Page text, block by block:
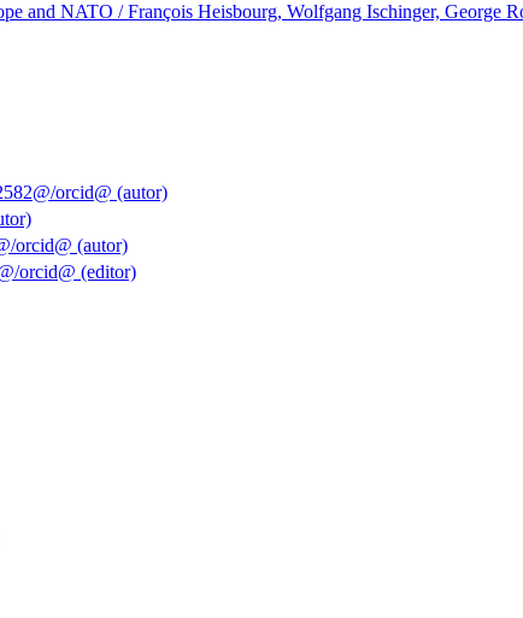
and NATO / François Heisbourg, Wolfgang Ischinger, George
orcid@ (autor)
orcid@ (autor)
orcid@ (editor)